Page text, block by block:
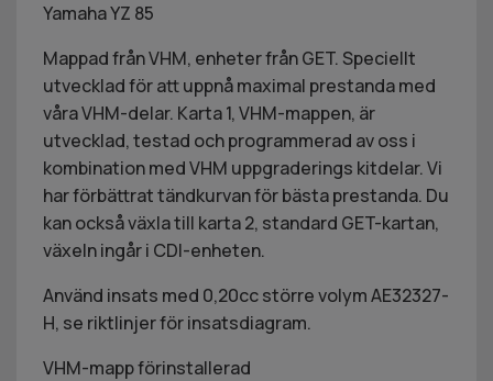
Yamaha YZ 85
Mappad från VHM, enheter från GET. Speciellt
utvecklad för att uppnå maximal prestanda med
våra VHM-delar. Karta 1, VHM-mappen, är
utvecklad, testad och programmerad av oss i
kombination med VHM uppgraderings kitdelar. Vi
har förbättrat tändkurvan för bästa prestanda. Du
kan också växla till karta 2, standard GET-kartan,
växeln ingår i CDI-enheten.
Använd insats med 0,20cc större volym AE32327-
H, se riktlinjer för insatsdiagram.
VHM-mapp förinstallerad